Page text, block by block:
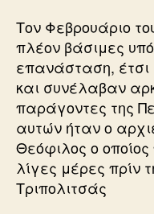
Τον Φεβρουάριο
πλέον βάσιμες
επανάσταση, έτσι
και συνέλαβαν
παράγοντες της
αυτών ήταν ο
Θεόφιλος ο
λίγες μέρες πρίν
Τριπολιτσάς